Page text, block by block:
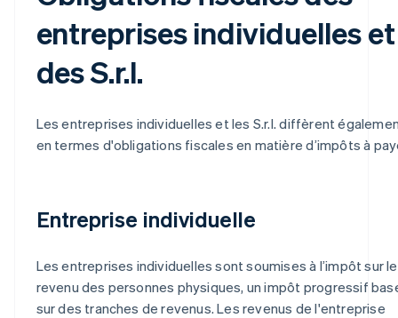
entreprises individuelles et
des S.r.l.
Les entreprises individuelles et les S.r.l. diffèrent
en termes d'obligations fiscales en matière d’impôts à
Entreprise individuelle
Les entreprises individuelles sont soumises à l’impôt sur le
revenu des personnes physiques, un impôt progressif
sur des tranches de revenus. Les revenus de l'entreprise